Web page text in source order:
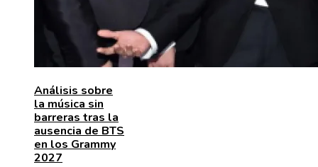
Análisis sobre
la música sin
barreras tras la
ausencia de BTS
en los Grammy
2027